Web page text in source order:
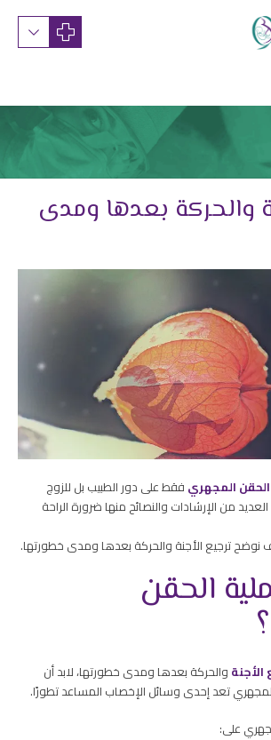
والحركة بعدها ومدى
المجهري فقط على دور الطبيب بل للزوج
من الإرشادات والنصائح منها ضرورة الراحة
ترجيع الأجنة والحركة بعدها ومدى خطورتها.
الحقن
الأجنة والحركة بعدها ومدى خطورتها، لابد أن
تعد إحدى وسائل الإخصاب المساعد تطورًا.
على: